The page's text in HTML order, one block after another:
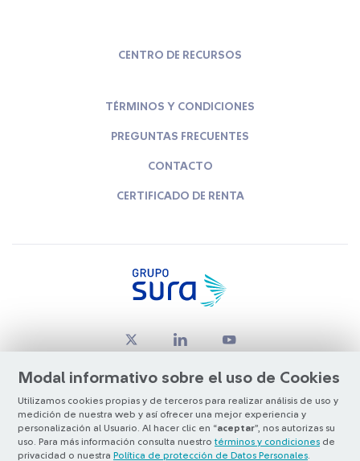
Modal informativo sobre el uso de Cookies
Utilizamos cookies propias y de terceros para realizar análisis de uso y
medición de nuestra web y así ofrecer una mejor experiencia y
personalización al Usuario. Al hacer clic en “aceptar”, nos autorizas su
uso. Para más información consulta nuestro términos y condiciones de
privacidad o nuestra Política de protección de Datos Personales
CENTRO DE RECURSOS
TÉRMINOS Y CONDICIONES
PREGUNTAS FRECUENTES
CONTACTO
CERTIFICADO DE RENTA
© Copyright Grupo SURA 2026